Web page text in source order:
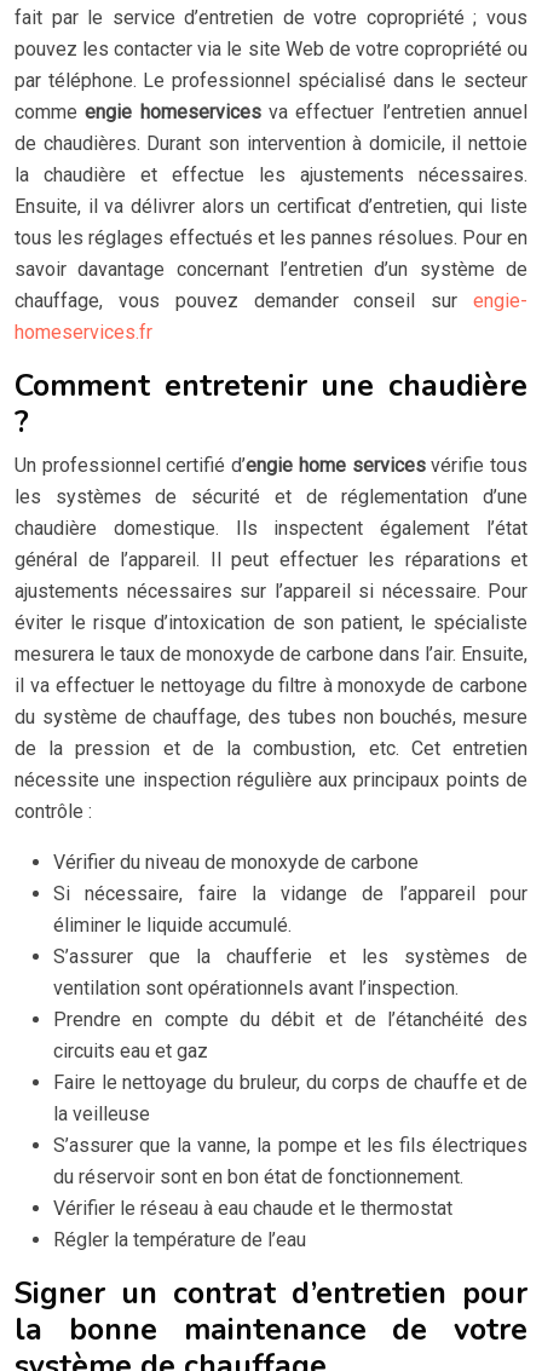
fait par le service d’entretien de votre copropriété ; vous
pouvez les contacter via le site Web de votre copropriété ou
par téléphone. Le professionnel spécialisé dans le secteur
commeengie homeservicesva effectuer l’entretien annuel
de chaudières. Durant son intervention à domicile, il nettoie
la chaudière et effectue les ajustements nécessaires.
Ensuite, il va délivrer alors un certificat d’entretien, qui liste
tous les réglages effectués et les pannes résolues. Pour en
savoir davantage concernant l’entretien d’un système de
chauffage, vous pouvez demander conseil sur engie-
homeservices.fr
Comment entretenir une chaudière
?
Un professionnel certifié d’engie home servicesvérifie tous
les systèmes de sécurité et de réglementation d’une
chaudière domestique. Ils inspectent également l’état
général de l’appareil. Il peut effectuer les réparations et
ajustements nécessaires sur l’appareil si nécessaire. Pour
éviter le risque d’intoxication de son patient, le spécialiste
mesurera le taux de monoxyde de carbone dans l’air. Ensuite,
il va effectuer le nettoyage du filtre à monoxyde de carbone
du système de chauffage, des tubes non bouchés, mesure
de la pression et de la combustion, etc. Cet entretien
nécessite une inspection régulière aux principaux points de
contrôle :
Vérifier du niveau de monoxyde de carbone
Si nécessaire, faire la vidange de l’appareil pour
éliminer le liquide accumulé.
S’assurer que la chaufferie et les systèmes de
ventilation sont opérationnels avant l’inspection.
Prendre en compte du débit et de l’étanchéité des
circuits eau et gaz
Faire le nettoyage du bruleur, du corps de chauffe et de
la veilleuse
S’assurer que la vanne, la pompe et les fils électriques
du réservoir sont en bon état de fonctionnement.
Vérifier le réseau à eau chaude et le thermostat
Régler la température de l’eau
Signer un contrat d’entretien pour
la bonne maintenance de votre